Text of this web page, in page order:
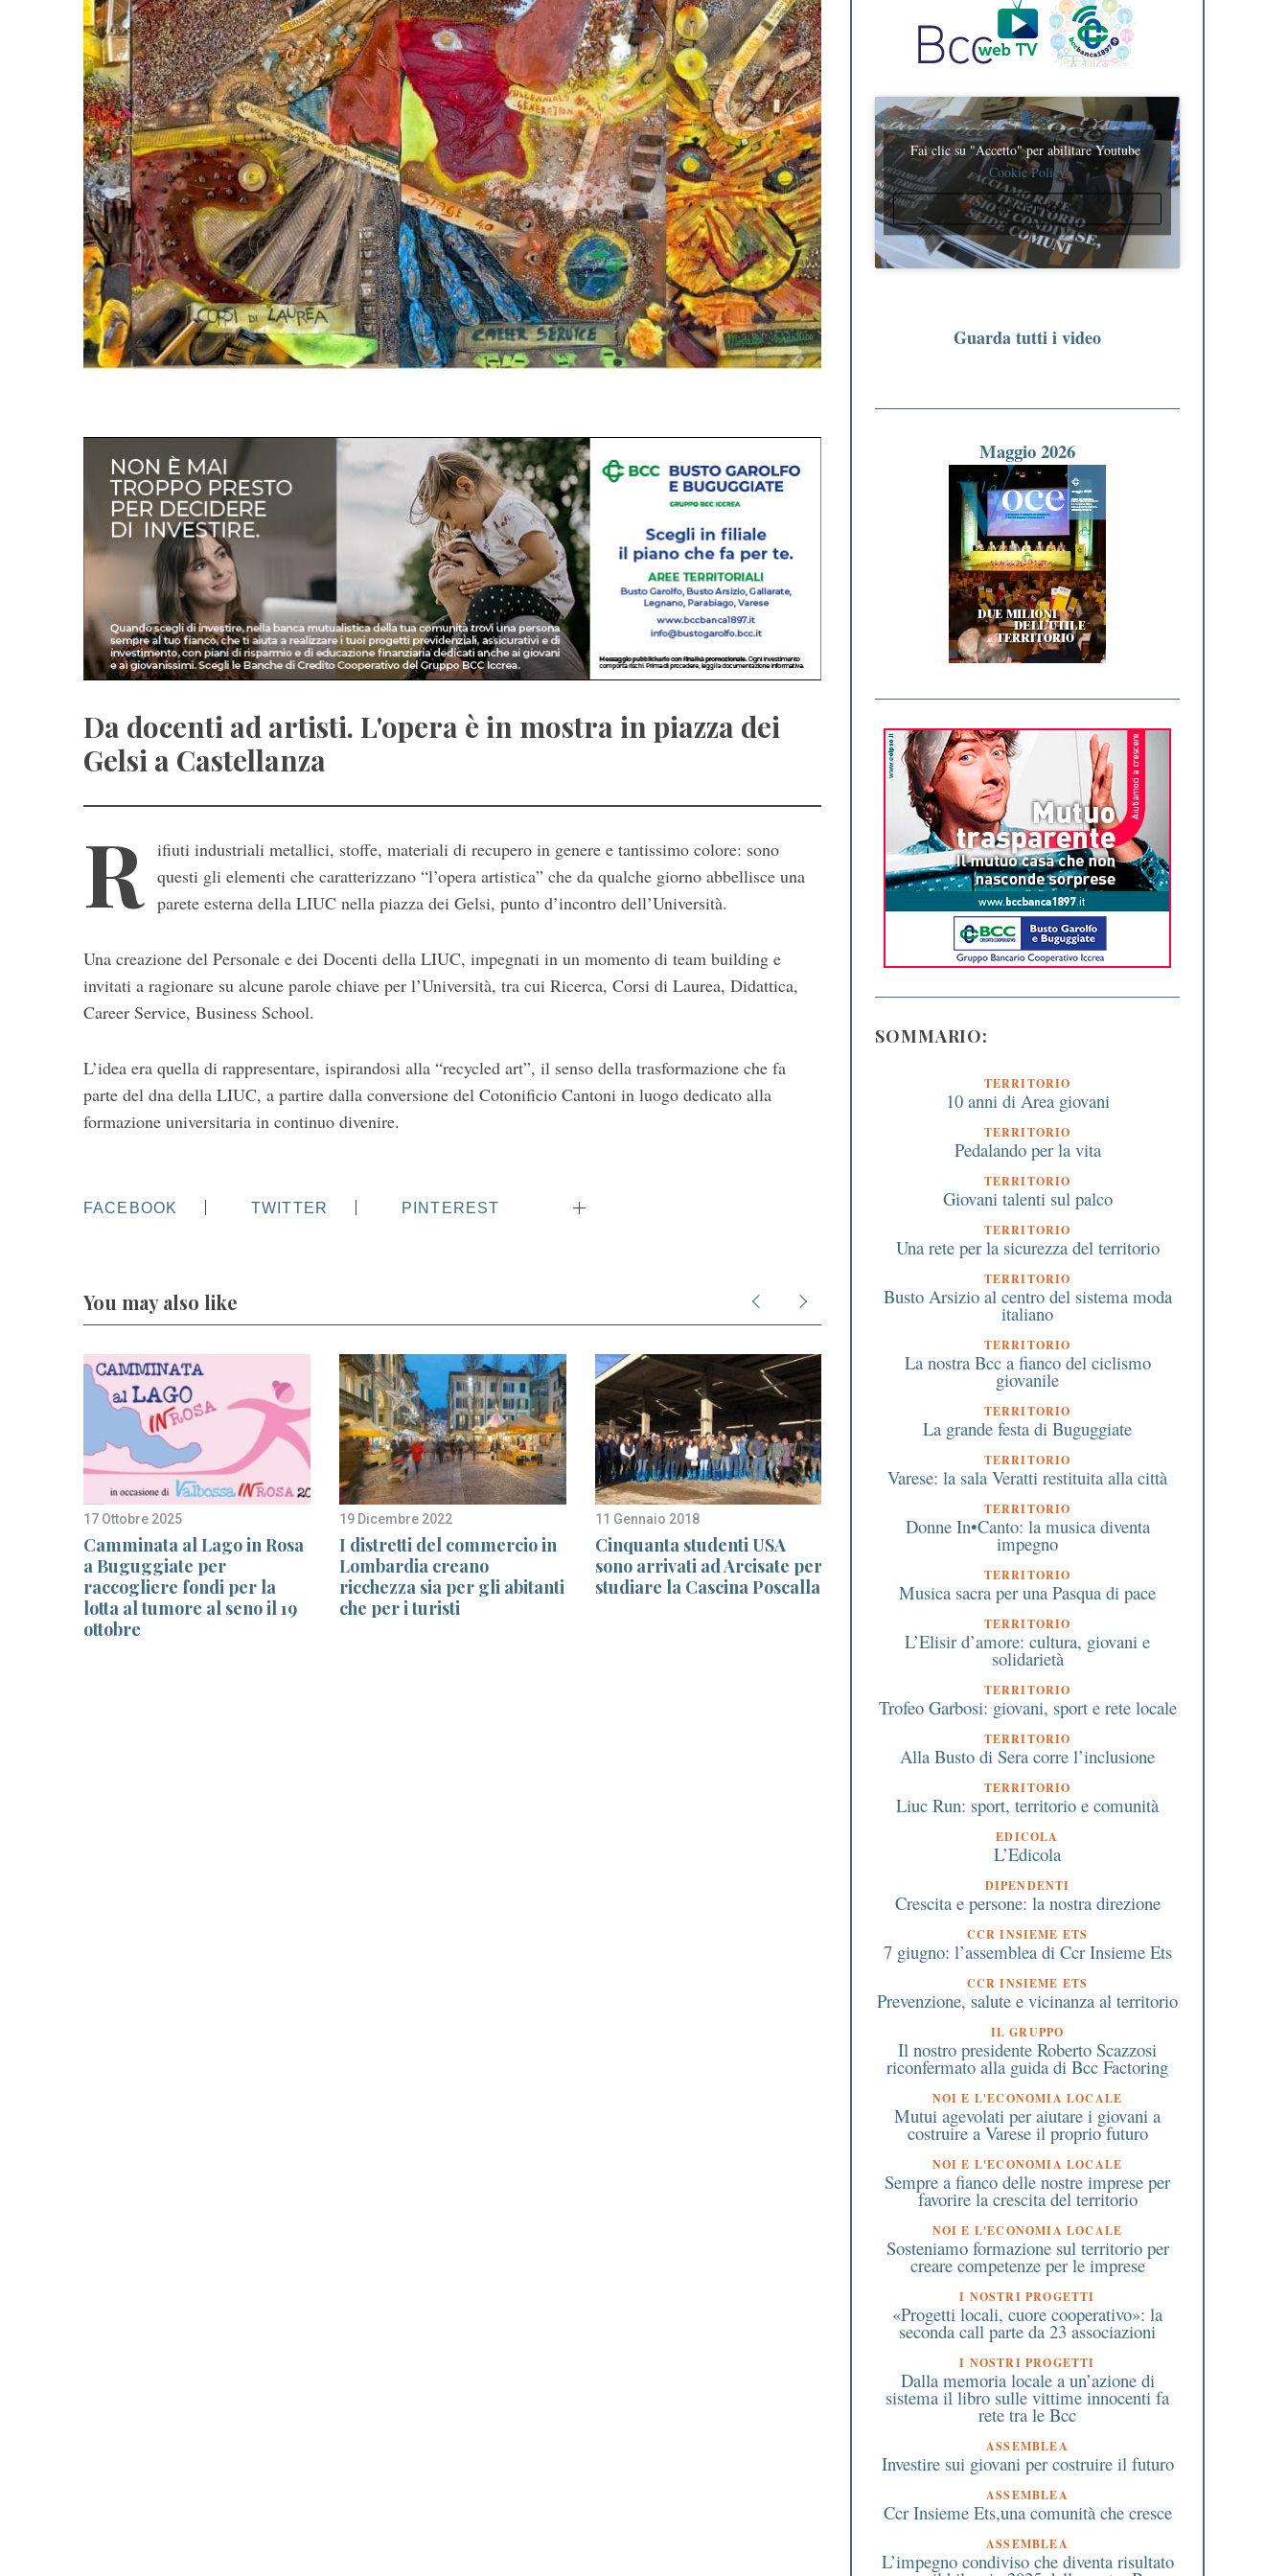
Da docenti ad artisti. L'opera è in mostra in piazza dei
Gelsi a Castellanza
R
ifiuti industriali metallici, stoffe, materiali di recupero in genere e tantissimo colore: sono
questi gli elementi che caratterizzano “l’opera artistica” che da qualche giorno abbellisce una
parete esterna della LIUC nella piazza dei Gelsi, punto d’incontro dell’Università.
Una creazione del Personale e dei Docenti della LIUC, impegnati in un momento di team building e
invitati a ragionare su alcune parole chiave per l’Università, tra cui Ricerca, Corsi di Laurea, Didattica,
Career Service, Business School.
L’idea era quella di rappresentare, ispirandosi alla “recycled art”, il senso della trasformazione che fa
parte del dna della LIUC, a partire dalla conversione del Cotonificio Cantoni in luogo dedicato alla
formazione universitaria in continuo divenire.
FACEBOOK TWITTER PINTEREST
You may also like
17 Ottobre 2025
Camminata al Lago in Rosa
a Buguggiate per
raccogliere fondi per la
lotta al tumore al seno il 19
ottobre
19 Dicembre 2022
I distretti del commercio in
Lombardia creano
ricchezza sia per gli abitanti
che per i turisti
11 Gennaio 2018
Cinquanta studenti USA
sono arrivati ad Arcisate per
studiare la Cascina Poscalla
24 Ottobre 2023
Legnano, dai polizieschi al
collezionismo le Alfa Romeo
in mostra al primo concorso
29 Aprile 2018
supporto delle
aziendali
Fai clic su "Accetto" per abilitare Youtube
Cookie Policy
ACCETTO
Guarda tutti i video
Maggio 2026
SOMMARIO:
TERRITORIO
10 anni di Area giovani
TERRITORIO
Pedalando per la vita
TERRITORIO
Giovani talenti sul palco
TERRITORIO
Una rete per la sicurezza del territorio
TERRITORIO
Busto Arsizio al centro del sistema moda
italiano
TERRITORIO
La nostra Bcc a fianco del ciclismo
giovanile
TERRITORIO
La grande festa di Buguggiate
TERRITORIO
Varese: la sala Veratti restituita alla città
TERRITORIO
Donne In•Canto: la musica diventa
impegno
TERRITORIO
Musica sacra per una Pasqua di pace
TERRITORIO
L’Elisir d’amore: cultura, giovani e
solidarietà
TERRITORIO
Trofeo Garbosi: giovani, sport e rete locale
TERRITORIO
Alla Busto di Sera corre l’inclusione
TERRITORIO
Liuc Run: sport, territorio e comunità
EDICOLA
L’Edicola
DIPENDENTI
Crescita e persone: la nostra direzione
CCR INSIEME ETS
7 giugno: l’assemblea di Ccr Insieme Ets
CCR INSIEME ETS
Prevenzione, salute e vicinanza al territorio
IL GRUPPO
Il nostro presidente Roberto Scazzosi
riconfermato alla guida di Bcc Factoring
NOI E L'ECONOMIA LOCALE
Mutui agevolati per aiutare i giovani a
costruire a Varese il proprio futuro
NOI E L'ECONOMIA LOCALE
Sempre a fianco delle nostre imprese per
favorire la crescita del territorio
NOI E L'ECONOMIA LOCALE
Sosteniamo formazione sul territorio per
creare competenze per le imprese
I NOSTRI PROGETTI
«Progetti locali, cuore cooperativo»: la
seconda call parte da 23 associazioni
I NOSTRI PROGETTI
Dalla memoria locale a un’azione di
sistema il libro sulle vittime innocenti fa
rete tra le Bcc
ASSEMBLEA
Investire sui giovani per costruire il futuro
ASSEMBLEA
Ccr Insieme Ets,una comunità che cresce
ASSEMBLEA
L’impegno condiviso che diventa risultato
e
a
c